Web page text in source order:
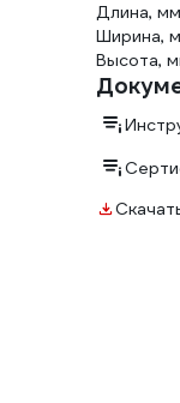
Длина,
Ширина,
Высота,